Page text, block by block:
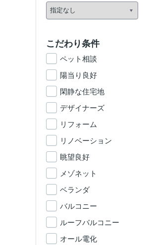
こだわり条件
ペット相談
陽当り良好
閑静な住宅地
デザイナーズ
リフォーム
リノベーション
眺望良好
メゾネット
ベランダ
バルコニー
ルーフバルコニー
オール電化